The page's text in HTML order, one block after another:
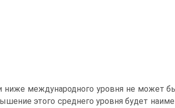
ниже международного уровня не может
этого среднего уровня будет